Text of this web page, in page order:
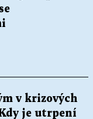
v krizových
je utrpení